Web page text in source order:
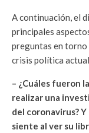
A continuación, el
principales
preguntas en torno
crisis política
– ¿Cuáles fueron
realizar una
del coronavirus?
siente al ver su